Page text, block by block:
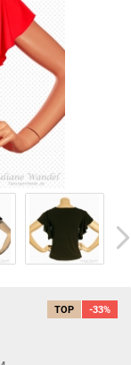
TOP -33%